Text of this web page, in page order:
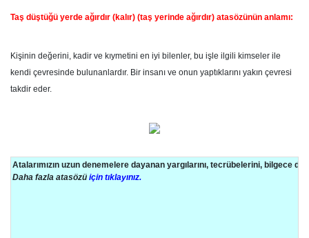
Taş düştüğü yerde ağırdır (kalır) (taş yerinde ağırdır) atasözünün anlamı:
Kişinin değerini, kadir ve kıymetini en iyi bilenler, bu işle ilgili kimseler ile
kendi çevresinde bulunanlardır. Bir insanı ve onun yaptıklarını yakın çevresi
takdir eder.
Atalarımızın uzun denemelere dayanan yargılarını, tecrübelerini, bilgece
Daha fazla atasözü için tıklayınız.